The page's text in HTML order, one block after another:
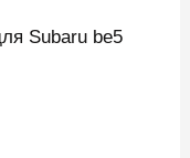
Subaru be5